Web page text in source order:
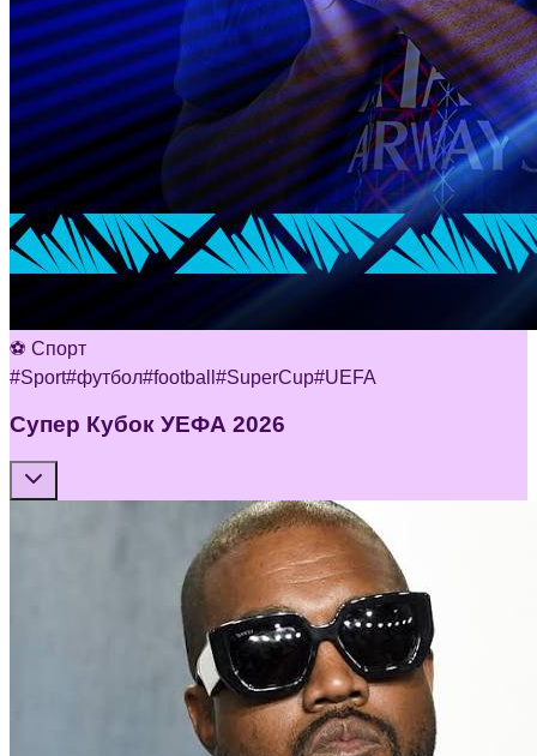
⚽ Спорт
#Sport#футбол#football #SuperCup#UEFA
Супер Кубок УЕФА 2026